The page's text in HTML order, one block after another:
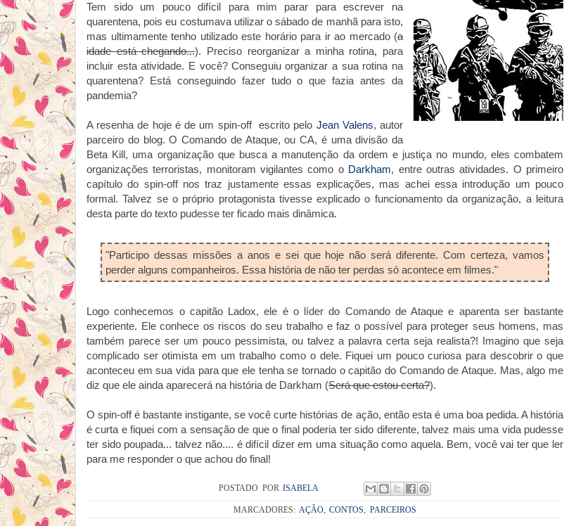
Tem sido um pouco difícil para mim parar para escrever na
quarentena, pois eu costumava utilizar o sábado de manhã para isto,
mas ultimamente tenho utilizado este horário para ir ao mercado (a
idade está chegando...). Preciso reorganizar a minha rotina, para
incluir esta atividade. E você? Conseguiu organizar a sua rotina na
quarentena? Está conseguindo fazer tudo o que fazia antes da
pandemia?
A resenha de hoje é de um spin-off escrito pelo Jean Valens, autor
parceiro do blog. O Comando de Ataque, ou CA, é uma divisão da
Beta Kill, uma organização que busca a manutenção da ordem e justiça no mundo, eles combatem
organizações terroristas, monitoram vigilantes como o Darkham, entre outras atividades. O primeiro
capítulo do spin-off nos traz justamente essas explicações, mas achei essa introdução um pouco
formal. Talvez se o próprio protagonista tivesse explicado o funcionamento da organização, a leitura
desta parte do texto pudesse ter ficado mais dinâmica.
"Participo dessas missões a anos e sei que hoje não será diferente. Com certeza, vamos
perder alguns companheiros. Essa história de não ter perdas só acontece em filmes."
Logo conhecemos o capitão Ladox, ele é o líder do Comando de Ataque e aparenta ser bastante
experiente. Ele conhece os riscos do seu trabalho e faz o possível para proteger seus homens, mas
também parece ser um pouco pessimista, ou talvez a palavra certa seja realista?! Imagino que seja
complicado ser otimista em um trabalho como o dele. Fiquei um pouco curiosa para descobrir o que
aconteceu em sua vida para que ele tenha se tornado o capitão do Comando de Ataque. Mas, algo me
diz que ele ainda aparecerá na história de Darkham (Será que estou certa?).
O spin-off é bastante instigante, se você curte histórias de ação, então esta é uma boa pedida. A história
é curta e fiquei com a sensação de que o final poderia ter sido diferente, talvez mais uma vida pudesse
ter sido poupada... talvez não.... é difícil dizer em uma situação como aquela. Bem, você vai ter que ler
para me responder o que achou do final!
POSTADO PORISABELA
MARCADORES: AÇÃO,CONTOS, PARCEIROS